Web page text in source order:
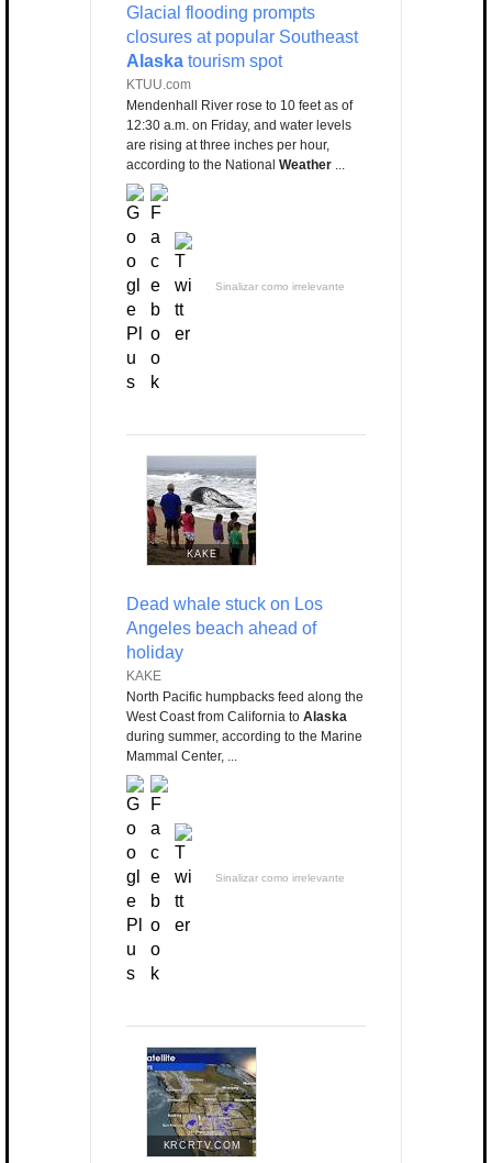
Glacial flooding prompts
closures at popular Southeast
Alaska tourism spot
KTUU.com
Mendenhall River rose to 10 feet as of
12:30 a.m. on Friday, and water levels
are rising at three inches per hour,
according to the National Weather ...
Sinalizar como irrelevante
KAKE
Dead whale stuck on Los
Angeles beach ahead of
holiday
KAKE
North Pacific humpbacks feed along the
West Coast from California to Alaska
during summer, according to the Marine
Mammal Center, ...
Sinalizar como irrelevante
KRCRTV.COM